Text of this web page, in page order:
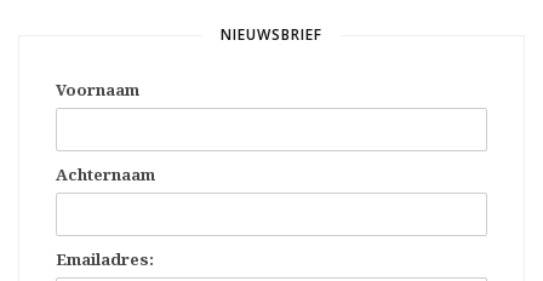
NIEUWSBRIEF
Voornaam
Achternaam
Emailadres: